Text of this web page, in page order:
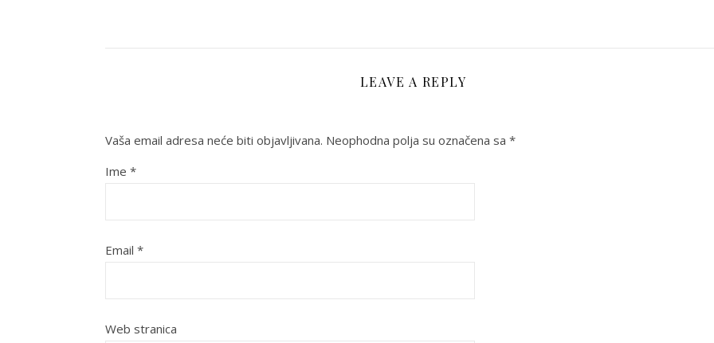
LEAVE A REPLY
Vaša email adresa neće biti objavljivana. Neophodna polja su označena sa *
Ime *
Email *
Web stranica